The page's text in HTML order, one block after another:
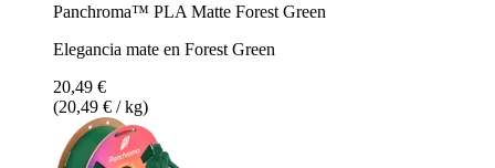
Panchroma™ PLA Matte Forest Green
Elegancia mate en Forest Green
20,49 €
(20,49 € / kg)